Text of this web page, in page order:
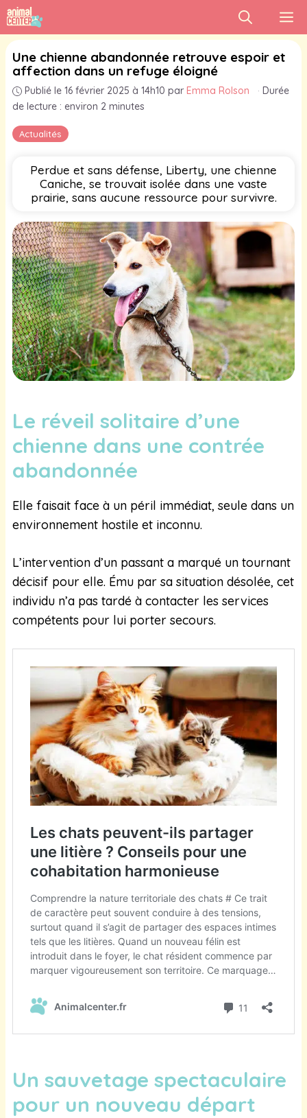
Aller
au
contenu
Actualités
Une chienne abandonnée retrouve espoir et
affection dans un refuge éloigné
Publié le 16 février 2025 à 14h10 par Emma Rolson · Durée
de lecture : environ 2 minutes
Perdue et sans défense, Liberty, une chienne
Caniche, se trouvait isolée dans une vaste
prairie, sans aucune ressource pour survivre.
Le réveil solitaire d’une
chienne dans une contrée
abandonnée
Elle faisait face à un péril immédiat, seule dans un
environnement hostile et inconnu.
L’intervention d’un passant a marqué un tournant
décisif pour elle. Ému par sa situation désolée, cet
individu n’a pas tardé à contacter les services
compétents pour lui porter secours.
Un sauvetage spectaculaire
pour un nouveau départ